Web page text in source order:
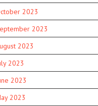
2023
2023
2023
2023
2023
2023